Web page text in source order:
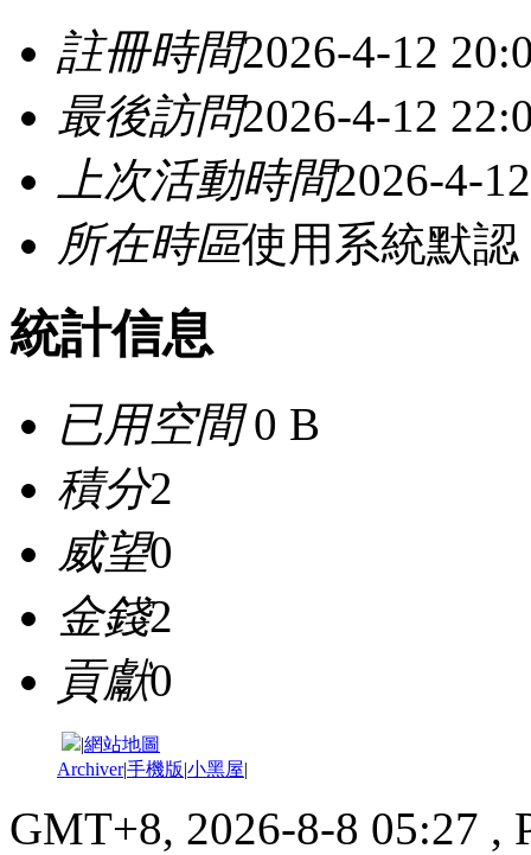
註冊時間2026-4-12
最後訪問2026-4-12
上次活動時間2026-4-
所在時區使用系統默認
統計信息
已用空間0 B
積分2
威望0
金錢2
貢獻0
|網站地圖
Archiver|手機版|小黑屋|
GMT+8, 2026-8-8 05:27 ,